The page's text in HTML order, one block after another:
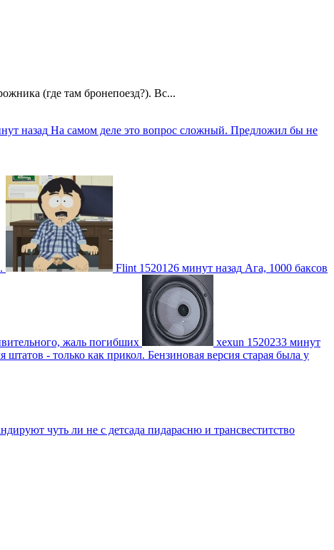
(где там бронепоезд?). Вс...
назад На самом деле это вопрос сложный. Предложил бы не
Flint 1520126 минут назад Ага, 1000 баксов
жаль погибших xexun 1520233 минут
- только как прикол. Бензиновая версия старая была у
чуть ли не с детсада пидарасню и трансвеститство